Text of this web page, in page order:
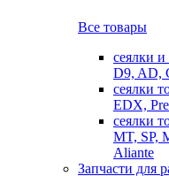
Все товары
сеялки
D9, AD,
сеялки
EDX,
сеялки
MT, SP,
Aliante
Запчасти для